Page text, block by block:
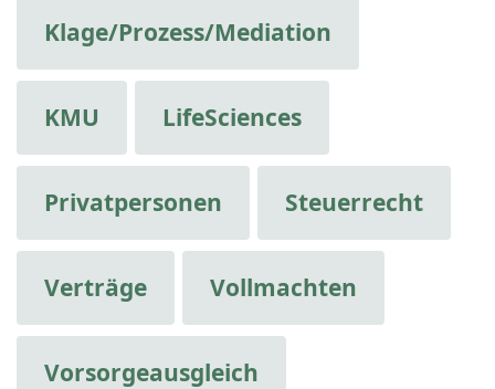
Klage/Prozess/Mediation
KMU LifeSciences
Privatpersonen Steuerrecht
Verträge Vollmachten
Vorsorgeausgleich